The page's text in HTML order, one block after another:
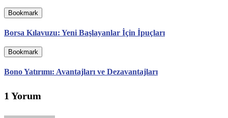
Bookmark
Borsa Kılavuzu: Yeni Başlayanlar İçin İpuçları
Bookmark
Bono Yatırımı: Avantajları ve Dezavantajları
1 Yorum